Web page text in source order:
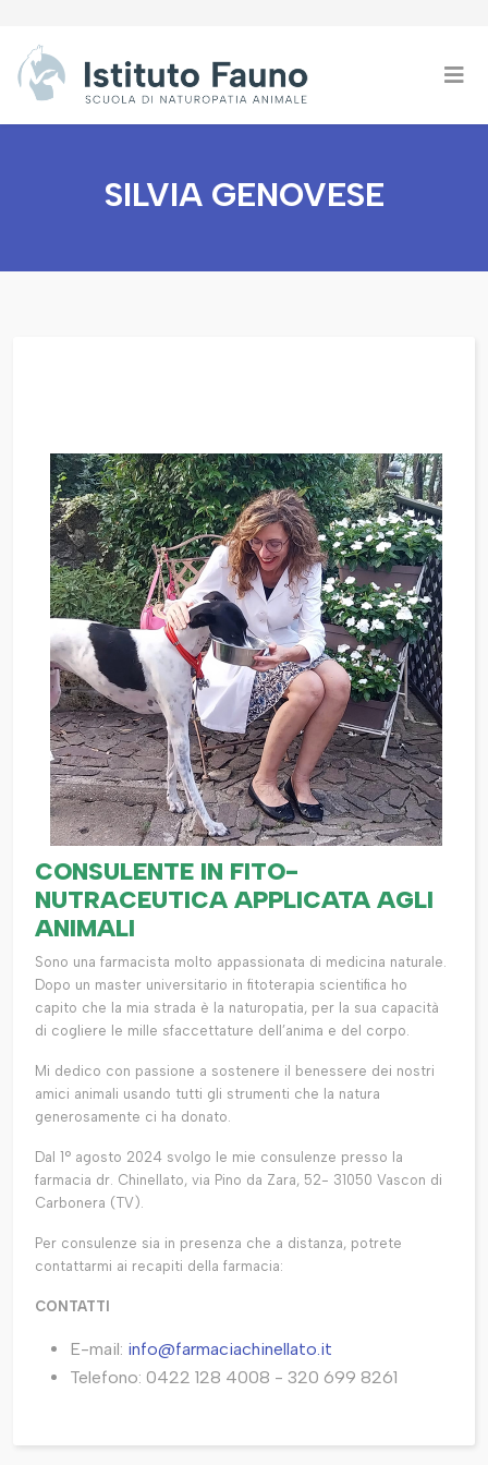
SILVIA GENOVESE
CONSULENTE IN FITO-
NUTRACEUTICA APPLICATA AGLI
ANIMALI
Sono una farmacista molto appassionata di medicina naturale.
Dopo un master universitario in fitoterapia scientifica ho
capito che la mia strada è la naturopatia, per la sua capacità
di cogliere le mille sfaccettature dell’anima e del corpo.
Mi dedico con passione a sostenere il benessere dei nostri
amici animali usando tutti gli strumenti che la natura
generosamente ci ha donato.
Dal 1° agosto 2024 svolgo le mie consulenze presso la
farmacia dr. Chinellato, via Pino da Zara, 52- 31050 Vascon di
Carbonera (TV).
Per consulenze sia in presenza che a distanza, potrete
contattarmi ai recapiti della farmacia:
CONTATTI
E-mail: info@farmaciachinellato.it
Telefono: 0422 128 4008 - 320 699 8261